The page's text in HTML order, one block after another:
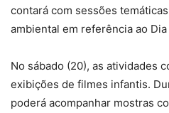
contará com sessões
ambiental em referência ao
No sábado (20), as atividades
exibições de filmes infantis.
poderá acompanhar mostras